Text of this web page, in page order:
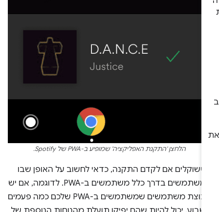
הלחצן 'התקנת האפליקציה' שמופיע ב-PWA של Spotify.
אם לקדם התקנה, כדאי לחשוב על האופן שבו
המשתמשים בדרך כלל משתמשים ב-PWA. לדוגמה, אם יש
קבוצת משתמשים שמשתמשים ב-PWA שלכם כמה פעמים